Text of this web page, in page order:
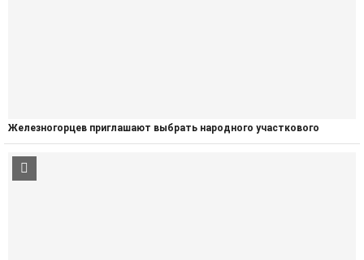
Железногорцев приглашают выбрать народного участкового